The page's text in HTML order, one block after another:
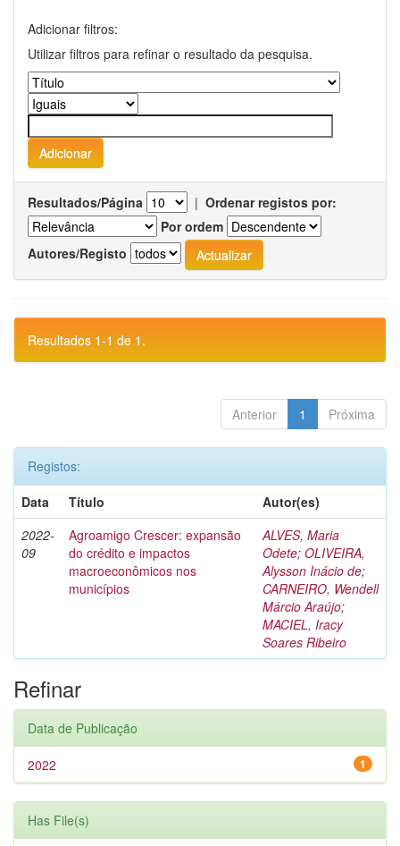
Adicionar filtros:
Utilizar filtros para refinar o resultado da pesquisa.
Resultados/Página | Ordenar registos por:
Por ordem
Autores/Registo
Resultados 1-1 de 1.
Anterior 1 Próxima
Registos:
Data
Título
Autor(es)
2022-
09
Agroamigo Crescer: expansão
do crédito e impactos
macroeconômicos nos
municípios
ALVES, Maria
Odete; OLIVEIRA,
Alysson Inácio de;
CARNEIRO, Wendell
Márcio Araújo;
MACIEL, Iracy
Soares Ribeiro
Refinar
Data de Publicação
1
2022
Has File(s)